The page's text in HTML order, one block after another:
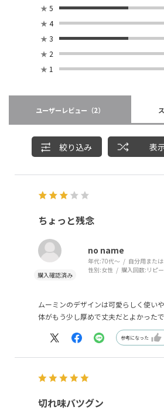
★ 5
★ 4
★ 3
★ 2
★ 1
ユーザーレビュー （2）
絞り込み 表
ちょっと残念
no name
年代:70代～ 自分用また
性別:女性 購入回数: リピ
ムーミンのデザインは可愛らしく使い
体がもう少し厚めで丈夫だとよかった
参考になった
切れ味バツグン